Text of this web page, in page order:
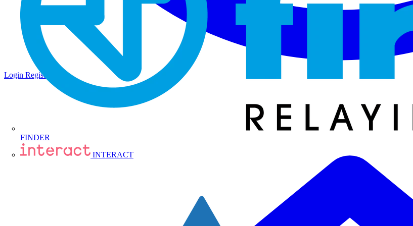
FINDER
INTERACT
Login Registrati